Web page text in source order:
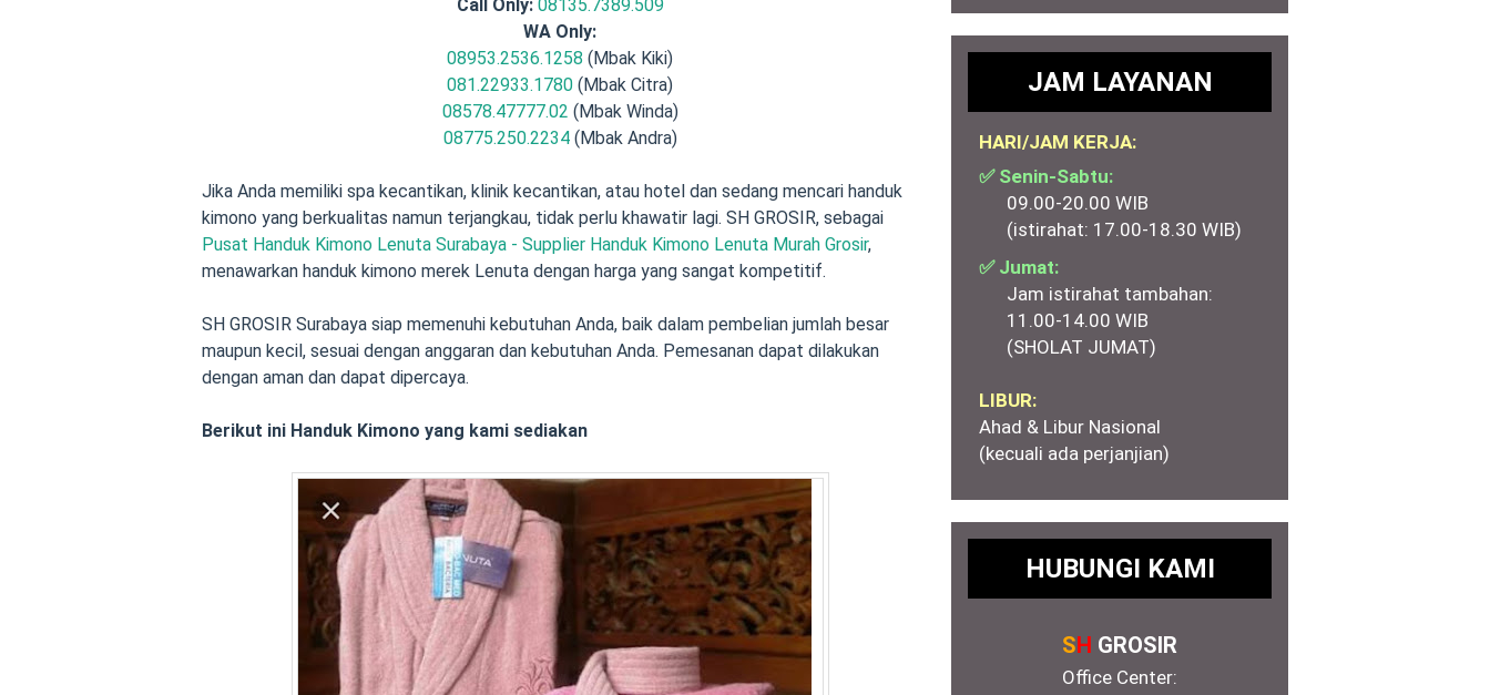
Call Only: 08135.7389.509
WA Only:
08953.2536.1258 (Mbak Kiki)
081.22933.1780 (Mbak Citra)
08578.47777.02 (Mbak Winda)
08775.250.2234(Mbak Andra)
Jika Anda memiliki spa kecantikan, klinik kecantikan, atau hotel dan sedang mencari handuk
kimono yang berkualitas namun terjangkau, tidak perlu khawatir lagi. SH GROSIR, sebagai
Pusat Handuk Kimono Lenuta Surabaya - Supplier Handuk Kimono Lenuta Murah Grosir,
menawarkan handuk kimono merek Lenuta dengan harga yang sangat kompetitif.
SH GROSIR Surabaya siap memenuhi kebutuhan Anda, baik dalam pembelian jumlah besar
maupun kecil, sesuai dengan anggaran dan kebutuhan Anda. Pemesanan dapat dilakukan
dengan aman dan dapat dipercaya.
Berikut ini Handuk Kimono yang kami sediakan
JAM LAYANAN
HARI/JAM KERJA:
✅ Senin-Sabtu:
09.00-20.00 WIB
(istirahat: 17.00-18.30 WIB)
✅ Jumat:
Jam istirahat tambahan:
11.00-14.00 WIB
(SHOLAT JUMAT)
LIBUR:
Ahad & Libur Nasional
(kecuali ada perjanjian)
HUBUNGI KAMI
SH GROSIR
Office Center: